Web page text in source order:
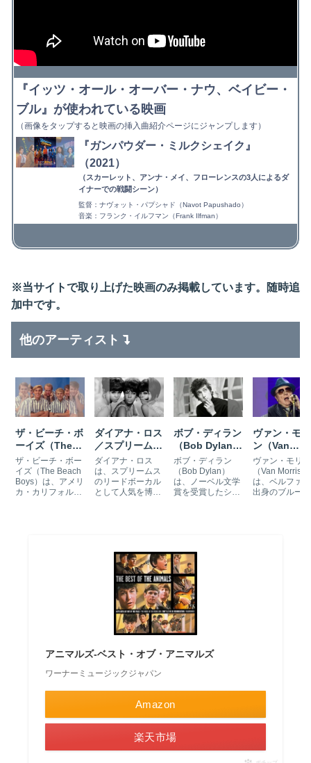
『イッツ・オール・オーバー・ナウ、ベイビー・
ブル』が使われている映画
（画像をタップすると映画の挿入曲紹介ページにジャンプします）
『ガンパウダー・ミルクシェイク』
（2021）
（スカーレット、アンナ・メイ、フローレンスの3人によるダ
イナーでの戦闘シーン）
監督：ナヴォット・パプシャド（Navot Papushado）
音楽：フランク・イルフマン（Frank Ilfman）
※当サイトで取り上げた映画のみ掲載しています。随時追
加中です。
他のアーティスト
ザ・ビーチ・ボ
ーイズ（The
Beach Boys）
の曲が使われて
いる映画
ザ・ビーチ・ボー
イズ（The Beach
Boys）は、アメリ
カ・カリフォルニ
ダイアナ・ロス
／スプリームス
の曲が使われて
いる映画
ダイアナ・ロス
は、スプリームス
のリードボーカル
として人気を博し
のヒット曲／代表
曲を含むダイア
ナ・ロスの曲が使
われた映画を紹介
します。
ボブ・ディラン
（Bob Dylan）
の曲が使われて
いる映画
ボブ・ディラン
（Bob Dylan）
は、ノーベル文学
賞を受賞したシン
曲が使われている
映画を曲ごとに紹
介していきます。
ヴァン・モ
ン（Van
Morrison）
曲が使われ
る映画
ヴァン・モリ
（Van
は、ベルファ
出身のブルー
アニマルズ-ベスト・オブ・アニマルズ
ワーナーミュージックジャパン
Amazon
楽天市場